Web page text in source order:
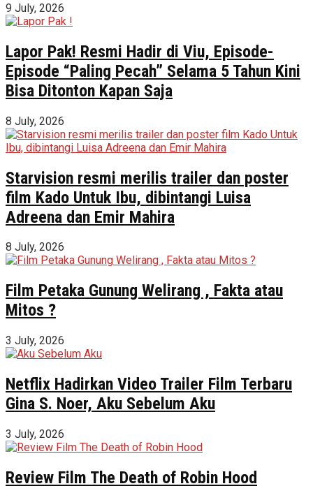
9 July, 2026
Lapor Pak! Resmi Hadir di Viu, Episode-
Episode “Paling Pecah” Selama 5 Tahun Kini
Bisa Ditonton Kapan Saja
8 July, 2026
Starvision resmi merilis trailer dan poster
film Kado Untuk Ibu, dibintangi Luisa
Adreena dan Emir Mahira
8 July, 2026
Film Petaka Gunung Welirang , Fakta atau
Mitos ?
3 July, 2026
Netflix Hadirkan Video Trailer Film Terbaru
Gina S. Noer, Aku Sebelum Aku
3 July, 2026
Review Film The Death of Robin Hood